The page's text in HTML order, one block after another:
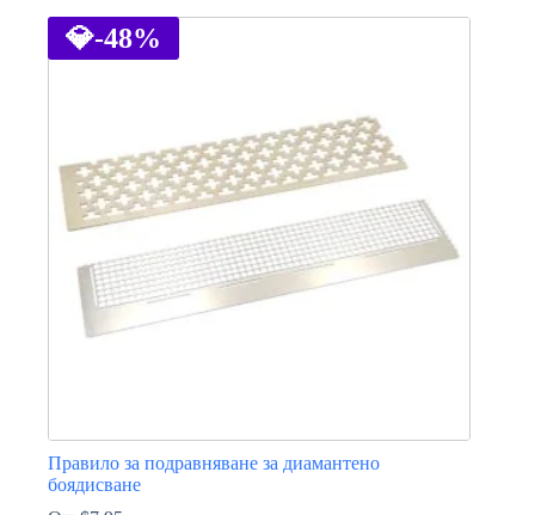
product
has
multiple
be
chosen
on
the
page
💎-48%
Правило за подравняване за диамантено
боядисване